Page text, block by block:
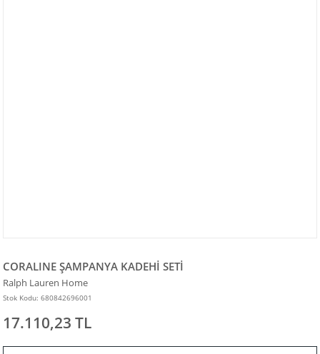
CORALINE ŞAMPANYA KADEHİ SETİ
Ralph Lauren Home
Stok Kodu: 680842696001
17.110,23 TL